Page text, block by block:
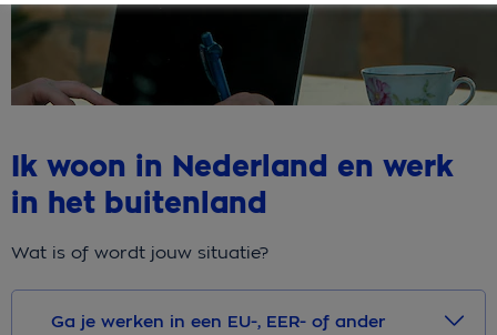
Ik woon in Nederland en werk
in het buitenland
Wat is of wordt jouw situatie?
Ga je werken in een EU-, EER- of ander